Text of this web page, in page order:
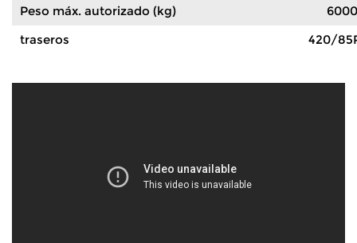
Peso máx. autorizado (kg)
6000
traseros
420/